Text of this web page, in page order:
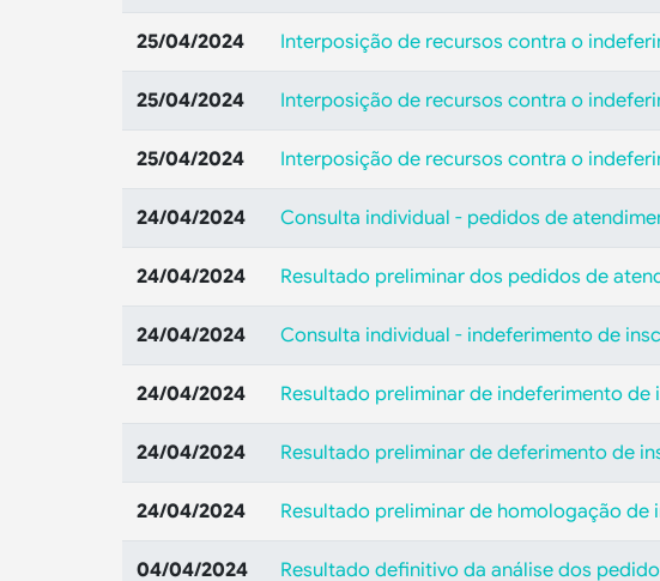
25/04/2024 Interposição de recursos contra o
25/04/2024 Interposição de recursos contra o
25/04/2024 Interposição de recursos contra o
24/04/2024 Consulta individual - pedidos de
24/04/2024 Resultado preliminar dos pedidos de
24/04/2024 Consulta individual - indeferimento de
24/04/2024 Resultado preliminar de indeferimento
24/04/2024 Resultado preliminar de deferimento de
24/04/2024 Resultado preliminar de homologação de
04/04/2024 Resultado definitivo da análise dos